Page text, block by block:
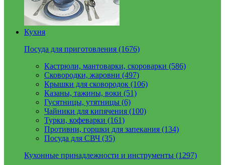
Кухня
Посуда для приготовления (1676)
Кастрюли, мантоварки, скороварки (586)
Сковородки, жаровни (497)
Крышки для сковородок (106)
Казаны, тажины, воки (51)
Гусятницы, утятницы (6)
Чайники для кипячения (100)
Турки, кофеварки (161)
Противни, горшки для запекания (134)
Посуда для СВЧ (35)
Кухонные принадлежности и инструменты (1297)